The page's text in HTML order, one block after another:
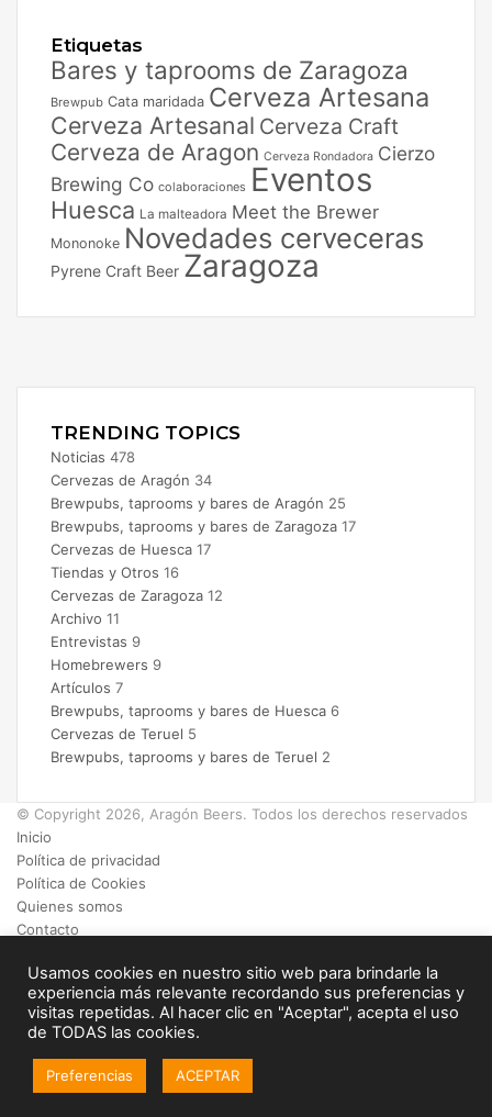
Etiquetas
Bares y taprooms de Zaragoza
Brewpub Cata maridada Cerveza Artesana
Cerveza Artesanal Cerveza Craft
Cerveza de Aragon Cerveza Rondadora Cierzo
Brewing Co colaboraciones Eventos
Huesca La malteadora Meet the Brewer
Mononoke Novedades cerveceras
Pyrene Craft Beer Zaragoza
TRENDING TOPICS
Noticias 478
Cervezas de Aragón 34
Brewpubs, taprooms y bares de Aragón 25
Brewpubs, taprooms y bares de Zaragoza 17
Cervezas de Huesca 17
Tiendas y Otros 16
Cervezas de Zaragoza 12
Archivo 11
Entrevistas 9
Homebrewers 9
Artículos 7
Brewpubs, taprooms y bares de Huesca 6
Cervezas de Teruel 5
Brewpubs, taprooms y bares de Teruel 2
© Copyright 2026, Aragón Beers. Todos los derechos reservados
Inicio
Política de privacidad
Política de Cookies
Quienes somos
Contacto
Instagram
Botón
volver
Usamos cookies en nuestro sitio web para brindarle la
experiencia más relevante recordando sus preferencias y
visitas repetidas. Al hacer clic en "Aceptar", acepta el uso
de TODAS las cookies.
Preferencias ACEPTAR